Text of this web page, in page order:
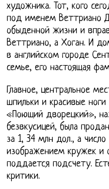
художника. Тот, кого
под именем Веттриано
обыденной жизни и
Веттриано, а Хоган. И
в английском городе
семье, его настоящая
Главное, центральное
шпильки и красивые ноги
«Поющий дворецкий»,
безвкусицей, была
за 1, 34 млн дол., а
изображением кружек и
поддается подсчету.
критики.